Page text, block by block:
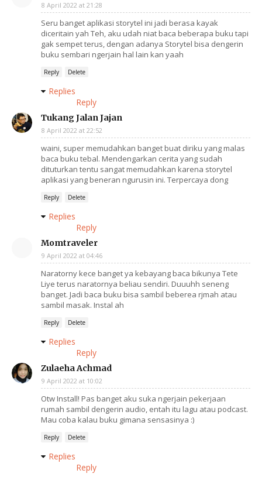
8 April 2022 at 21:28
Seru banget aplikasi storytel ini jadi berasa kayak
diceritain yah Teh, aku udah niat baca beberapa buku tapi
gak sempet terus, dengan adanya Storytel bisa dengerin
buku sembari ngerjain hal lain kan yaah
Reply Delete
Replies
Reply
Tukang Jalan Jajan
8 April 2022 at 22:52
waini, super memudahkan banget buat diriku yang malas
baca buku tebal. Mendengarkan cerita yang sudah
dituturkan tentu sangat memudahkan karena storytel
aplikasi yang beneran ngurusin ini. Terpercaya dong
Reply Delete
Replies
Reply
Momtraveler
9 April 2022 at 04:46
Naratorny kece banget ya kebayang baca bikunya Tete
Liye terus naratornya beliau sendiri. Duuuhh seneng
banget. Jadi baca buku bisa sambil beberea rjmah atau
sambil masak. Instal ah
Reply Delete
Replies
Reply
Zulaeha Achmad
9 April 2022 at 10:02
Otw Install! Pas banget aku suka ngerjain pekerjaan
rumah sambil dengerin audio, entah itu lagu atau podcast.
Mau coba kalau buku gimana sensasinya :)
Reply Delete
Replies
Reply